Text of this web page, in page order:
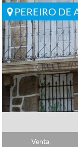
PEREIRO DE
Venta